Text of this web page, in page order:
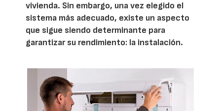
vivienda. Sin embargo, una vez elegido el
sistema más adecuado, existe un aspecto
que sigue siendo determinante para
garantizar su rendimiento: la instalación.